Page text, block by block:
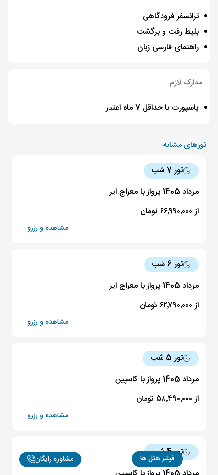
فیلتر هتل ها
ترانسفر فرودگاهی
بلیط رفت و برگشت
راهنمای فارسی زبان
مدارک لازم
پاسپورت با حداقل 7 ماه اعتبار
تورهای مشابه
تور 7 شب
مرداد 1405 پرواز با معراج ایر
از ۶۶٬۹۹۰٬۰۰۰ تومان
مشاهده و رزرو
تور 6 شب
مرداد 1405 پرواز با معراج ایر
از ۶۲٬۷۹۰٬۰۰۰ تومان
مشاهده و رزرو
تور 5 شب
مرداد 1405 پرواز با کاسپین
از ۵۸٬۴۹۰٬۰۰۰ تومان
مشاهده و رزرو
تور 4 شب
مشاوره رایگان